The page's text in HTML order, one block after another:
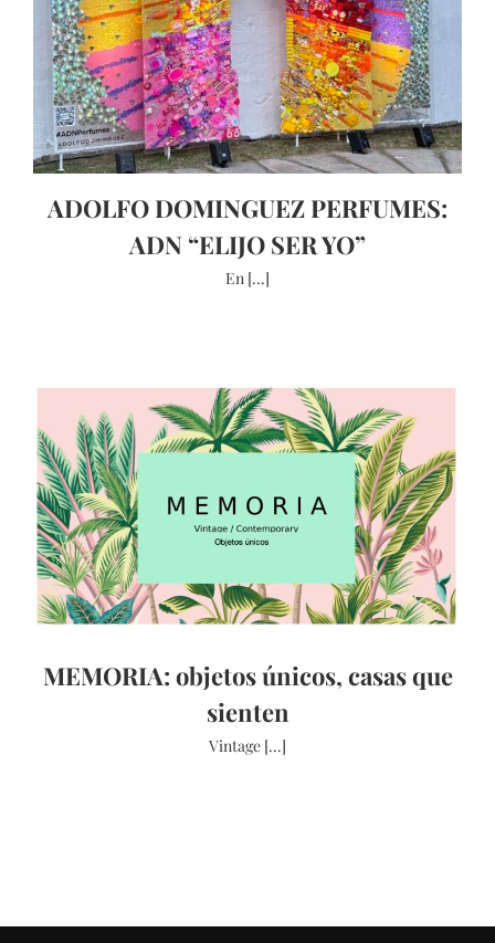
ADOLFO DOMINGUEZ PERFUMES:
ADN “ELIJO SER YO”
En [...]
MEMORIA: objetos únicos, casas que
sienten
Vintage [...]